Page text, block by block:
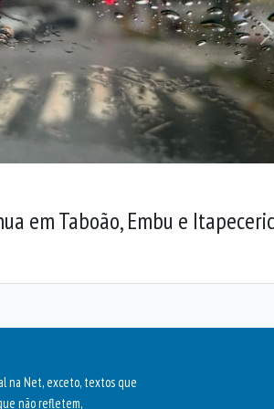
em Taboão, Embu e
na Net, exceto, textos que
não refletem,